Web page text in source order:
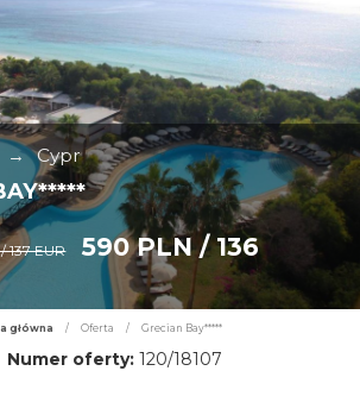
→ Cypr
137 EUR
590 PLN / 136
główna / Oferta / Grecian Bay*****
Numer oferty:120/18107